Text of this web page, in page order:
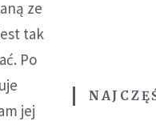
ze
tak
Po
jej